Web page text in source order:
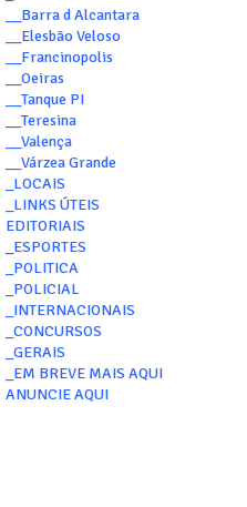
__Barra d Alcantara
__Elesbão Veloso
__Francinopolis
__Oeiras
__Tanque PI
__Teresina
__Valença
__Várzea Grande
_LOCAIS
_LINKS ÚTEIS
EDITORIAIS
_ESPORTES
_POLITICA
_POLICIAL
_INTERNACIONAIS
_CONCURSOS
_GERAIS
_EM BREVE MAIS AQUI
ANUNCIE AQUI